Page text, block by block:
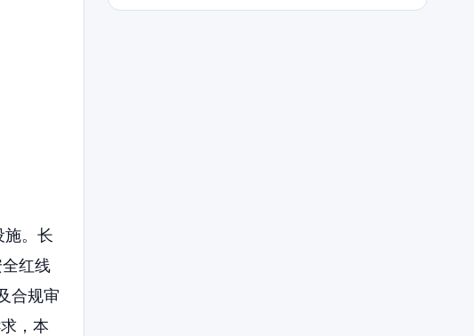
施。长
红线
合规审
，本